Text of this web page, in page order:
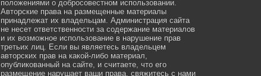
положениями о добросовестном использовании.
Авторские права на размещенные материалы
принадлежат их владельцам. Администрация сайта
не несет ответственности за содержание материалов
и их возможное использование в нарушение прав
третьих лиц. Если вы являетесь владельцем
авторских прав на какой-либо материал,
опубликованный на сайте, и считаете, что его
размещение нарушает ваши права, свяжитесь с нами